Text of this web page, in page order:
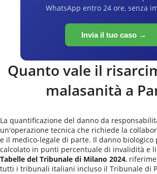
WhatsApp entro 24 ore, senza
Invia il tuo caso →
Quanto vale il
malasanità a
La quantificazione del danno da
un'operazione tecnica che richiede la
e il medico-legale di parte. Il danno biologico
calcolato in punti percentuale di invalidità e
Tabelle del Tribunale di Milano 2024,
tutti i tribunali italiani incluso il Tribunale di